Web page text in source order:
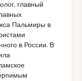
главный
Пальмиры в
в России. В